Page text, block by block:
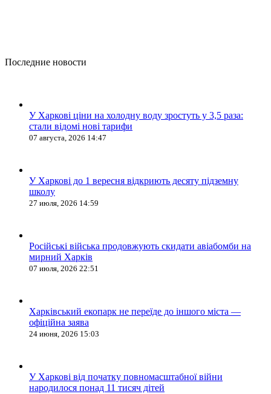
Последние новости
У Харкові ціни на холодну воду зростуть у 3,5 раза:
стали відомі нові тарифи
07 августа, 2026 14:47
У Харкові до 1 вересня відкриють десяту підземну
школу
27 июля, 2026 14:59
Російські війська продовжують скидати авіабомби на
мирний Харків
07 июля, 2026 22:51
Харківський екопарк не переїде до іншого міста —
офіційна заява
24 июня, 2026 15:03
У Харкові від початку повномасштабної війни
народилося понад 11 тисяч дітей